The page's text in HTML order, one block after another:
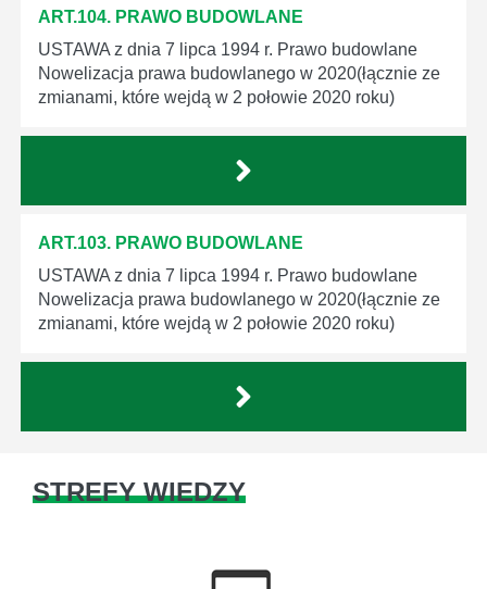
ART.104. PRAWO BUDOWLANE
USTAWA z dnia 7 lipca 1994 r. Prawo budowlane
Nowelizacja prawa budowlanego w 2020(łącznie ze
zmianami, które wejdą w 2 połowie 2020 roku)
ART.103. PRAWO BUDOWLANE
USTAWA z dnia 7 lipca 1994 r. Prawo budowlane
Nowelizacja prawa budowlanego w 2020(łącznie ze
zmianami, które wejdą w 2 połowie 2020 roku)
STREFY WIEDZY